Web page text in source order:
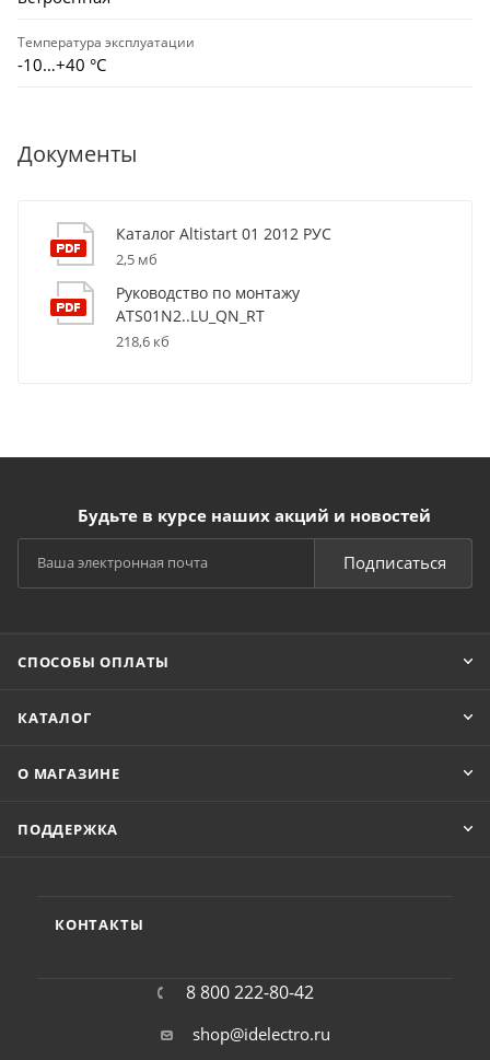
Температура эксплуатации
-10…+40 °С
Документы
Каталог Altistart 01 2012 РУС
2,5 мб
Руководство по монтажу
ATS01N2..LU_QN_RT
218,6 кб
Будьте в курсе наших акций и новостей
Подписаться
СПОСОБЫ ОПЛАТЫ
КАТАЛОГ
О МАГАЗИНЕ
ПОДДЕРЖКА
КОНТАКТЫ
8 800 222-80-42
shop@idelectro.ru